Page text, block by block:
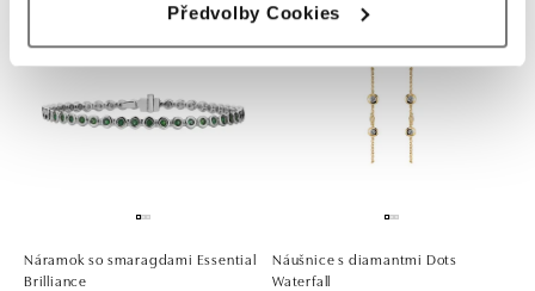
Předvolby Cookies
Náramok so smaragdami Essential
Brilliance
Náušnice s diamantmi Dots
Waterfall